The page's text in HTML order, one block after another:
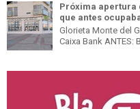
Próxima apertura
que antes
Glorieta Monte del
Caixa Bank ANTES: